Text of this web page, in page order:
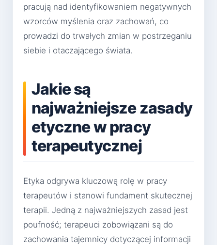
pracują nad identyfikowaniem negatywnych
wzorców myślenia oraz zachowań, co
prowadzi do trwałych zmian w postrzeganiu
siebie i otaczającego świata.
Jakie są
najważniejsze zasady
etyczne w pracy
terapeutycznej
Etyka odgrywa kluczową rolę w pracy
terapeutów i stanowi fundament skutecznej
terapii. Jedną z najważniejszych zasad jest
poufność; terapeuci zobowiązani są do
zachowania tajemnicy dotyczącej informacji